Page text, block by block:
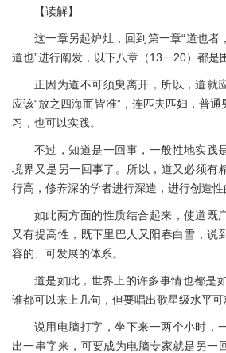
【读解】
这一章另起炉灶，回到第一章“道也者
道也”进行阐发，以下八章（13一20）都是
正因为道不可须臾离开，所以，道就
应该“放之四海而皆准”，连匹夫匹妇，普
习，也可以实践。
不过，知道是一回事，一般性地实践
境界又是另一回事了。所以，道又必须有
行高，修养深的学者进行深造，进行创造性
如此两方面的性质结合起来，使道既
又有提高性，既下里巴人又阳春白雪，说
容的、可发展的体系。
道是如此，世界上的许多事情也都是
谁都可以来上几句，但要唱出歌星级水平可
说用电脑打字，坐下来一两个小时，
出一串字来，可要成为电脑专家就是另一